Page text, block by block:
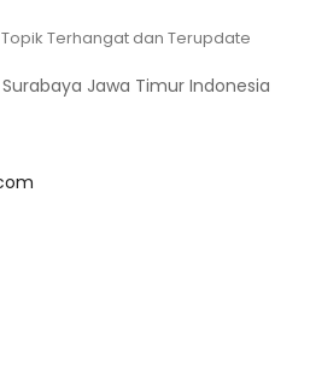
Terhangat dan Terupdate
Jawa Timur Indonesia